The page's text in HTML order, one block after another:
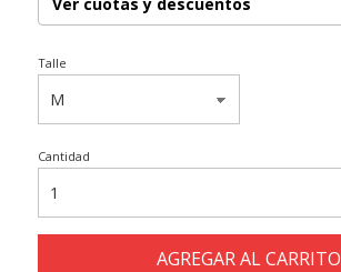
Talle
Cantidad
AGREGAR AL CARRITO